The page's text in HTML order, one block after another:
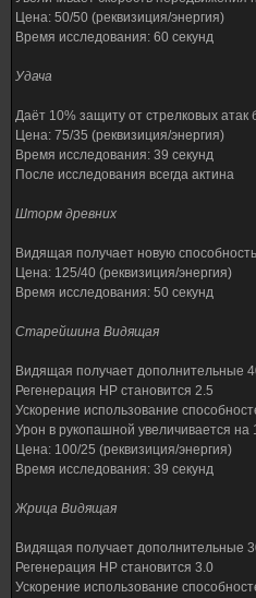
Цена: 50/50 (реквизиция/энергия)
Время исследования: 60 секунд
Удача
Даёт 10% защиту от стрелковых
Цена: 75/35 (реквизиция/энергия)
Время исследования: 39 секунд
После исследования всегда актина
Шторм древних
Видящая получает новую
Цена: 125/40 (реквизиция/энергия)
Время исследования: 50 секунд
Старейшина Видящая
Видящая получает дополнительные
Регенерация HP становится 2.5
Ускорение использование
Урон в рукопашной увеличивается на
Цена: 100/25 (реквизиция/энергия)
Время исследования: 39 секунд
Жрица Видящая
Видящая получает дополнительные
Регенерация HP становится 3.0
Ускорение использование